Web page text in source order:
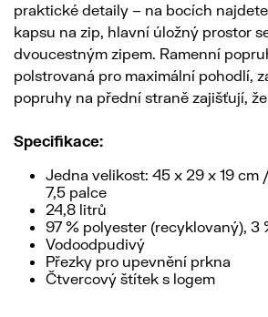
praktické detaily – na bocích
kapsu na zip, hlavní úložný prostor
dvoucestným zipem. Ramenní
polstrovaná pro maximální pohodlí,
popruhy na přední straně zajišťují,
Specifikace:
Jedna velikost: 45 x 29 x 19 cm /
7,5 palce
24,8 litrů
97 % polyester (recyklovaný), 3
Vodoodpudivý
Přezky pro upevnění prkna
Čtvercový štítek s logem